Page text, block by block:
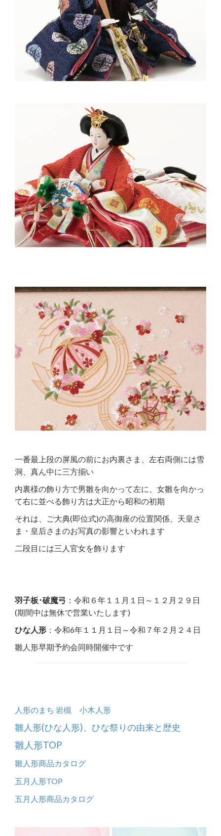
一番最上段の屏風の前にお内裏さま、左右両側には雪
洞、真ん中に三方揃い
内裏様の飾り方で男雛を向かって左に、女雛を向かっ
て右に並べる飾り方は大正から昭和の初期
それは、ご大典(即位式)の高御座の位置関係、天皇さ
ま・皇后さまのお写真の影響といわれます
二段目には三人官女を飾ります
羽子板･破魔弓 ：令和６年１１月１日～１２月２９日
(期間中は無休で営業いたします)
ひな人形 ：令和6年１１月１日～令和７年２月２４日
雛人形早期予約会同時開催中です
人形のまち 岩槻 小木人形
雛人形(ひな人形)、ひな祭りの由来と歴史
雛人形TOP
雛人形商品カタログ
五月人形TOP
五月人形商品カタログ